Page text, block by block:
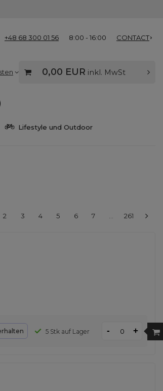
+48 68 300 01 56 8:00 - 16:00 CONTACT
0,00 EUR inkl. MwSt
Lifestyle und Outdoor
2 3 4 5 6 7 261
5 Stk auf Lager - +